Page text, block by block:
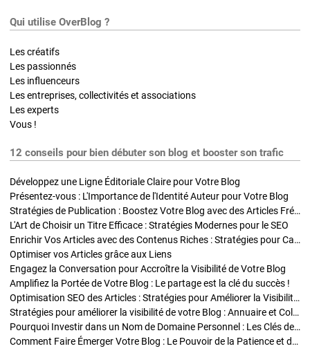
Qui utilise OverBlog ?
Les créatifs
Les passionnés
Les influenceurs
Les entreprises, collectivités et associations
Les experts
Vous !
12 conseils pour bien débuter son blog et booster son trafic
Développez une Ligne Éditoriale Claire pour Votre Blog
Présentez-vous : L'Importance de l'Identité Auteur pour Votre Blog
Stratégies de Publication : Boostez Votre Blog avec des Articles Fréquents et Exclusifs
L'Art de Choisir un Titre Efficace : Stratégies Modernes pour le SEO
Enrichir Vos Articles avec des Contenus Riches : Stratégies pour Captiver et Optimiser
Optimiser vos Articles grâce aux Liens
Engagez la Conversation pour Accroître la Visibilité de Votre Blog
Amplifiez la Portée de Votre Blog : Le partage est la clé du succès !
Optimisation SEO des Articles : Stratégies pour Améliorer la Visibilité de Votre Blog
Stratégies pour améliorer la visibilité de votre Blog : Annuaire et Collaborations
Pourquoi Investir dans un Nom de Domaine Personnel : Les Clés de la Réussite de Votre Blog
Comment Faire Émerger Votre Blog : Le Pouvoir de la Patience et de la Persévérance